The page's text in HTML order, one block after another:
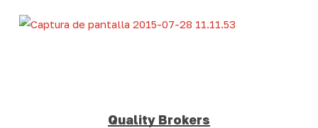
Quality Brokers